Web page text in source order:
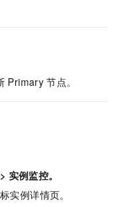
Primary 节点。
实例监控。
实例详情页。